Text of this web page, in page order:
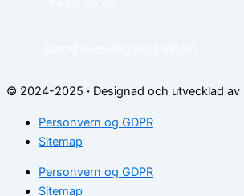
© 2024-2025 · Designad och utvecklad av
Personvern og GDPR
Sitemap
Personvern og GDPR
Sitemap